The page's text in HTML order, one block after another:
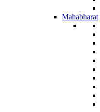
Mahabharat